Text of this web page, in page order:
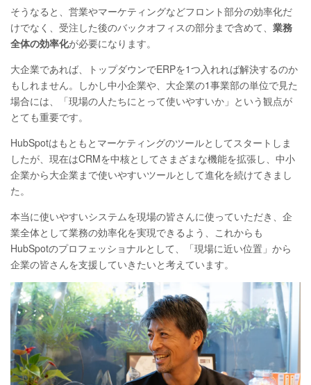
そうなると、営業やマーケティングなどフロント部分の効率化だ
けでなく、受注した後のバックオフィスの部分まで含めて、 業務
全体の効率化が必要になります。
大企業であれば、トップダウンでERPを1つ入れれば解決するのか
もしれません。しかし中小企業や、大企業の1事業部の単位で見た
場合には、「現場の人たちにとって使いやすいか」という観点が
とても重要です。
HubSpotはもともとマーケティングのツールとしてスタートしま
したが、現在はCRMを中核としてさまざまな機能を拡張し、中小
企業から大企業まで使いやすいツールとして進化を続けてきまし
た。
本当に使いやすいシステムを現場の皆さんに使っていただき、企
業全体として業務の効率化を実現できるよう、これからも
HubSpotのプロフェッショナルとして、「現場に近い位置」から
企業の皆さんを支援していきたいと考えています。